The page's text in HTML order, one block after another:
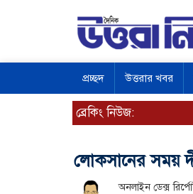
প্রচ্ছদ উত্তরার খবর
ব্রেকিং নিউজ:
লোকসানের সময়
অনলাইন ডেক্স